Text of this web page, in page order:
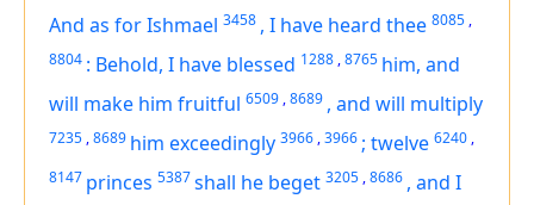
And as for Ishmael 3458 , I have heard thee 8085 ,
8804 : Behold, I have blessed 1288 ,8765 him, and
will make him fruitful 6509 ,8689 , and will multiply
7235 ,8689 him exceedingly 3966 ,3966 ; twelve 6240 ,
8147 princes 5387shall he beget 3205 ,8686 , and I